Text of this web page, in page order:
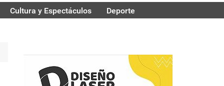
Cultura y Espectáculos Deporte